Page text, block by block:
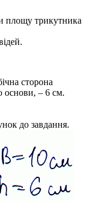
площу трикутника
сторона
основи, – 6 см.
до завдання.